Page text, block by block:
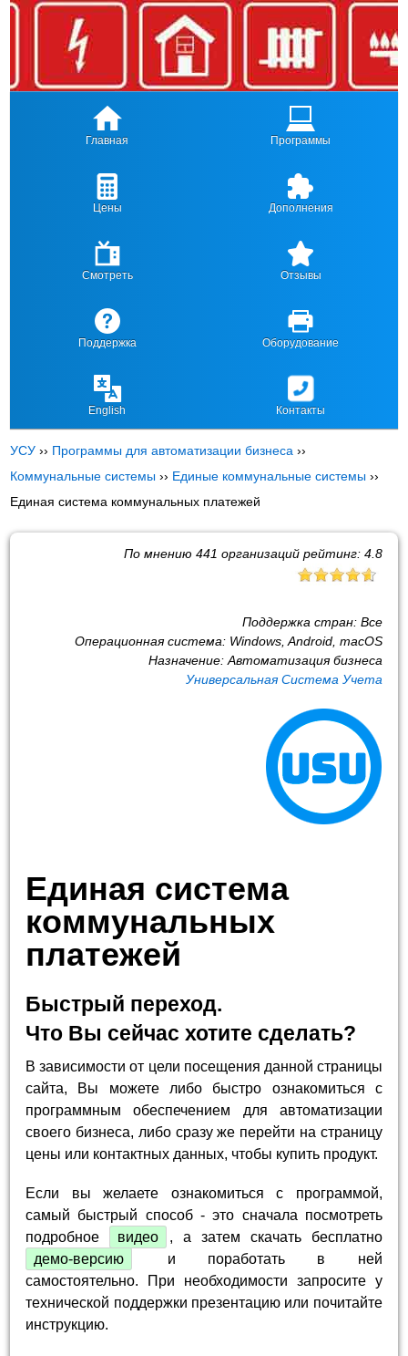
Главная Программы
Цены Дополнения
Смотреть Отзывы
Поддержка Оборудование
English Контакты
УСУ ›› Программы для автоматизации бизнеса ››
Коммунальные системы ›› Единые коммунальные системы ››
Единая система коммунальных платежей
По мнению 441 организаций рейтинг: 4.8
Поддержка стран: Все
Операционная система: Windows, Android, macOS
Назначение: Автоматизация бизнеса
Универсальная Система Учета
Единая система
коммунальных
платежей
Быстрый переход.
Что Вы сейчас хотите сделать?
В зависимости от цели посещения данной страницы
сайта, Вы можете либо быстро ознакомиться с
программным обеспечением для автоматизации
своего бизнеса, либо сразу же перейти на страницу
цены или контактных данных, чтобы купить продукт.
Если вы желаете ознакомиться с программой,
самый быстрый способ - это сначала посмотреть
подробное
видео
, а затем скачать бесплатно
демо-версию
и поработать в ней
самостоятельно. При необходимости запросите у
технической поддержки презентацию или почитайте
инструкцию.